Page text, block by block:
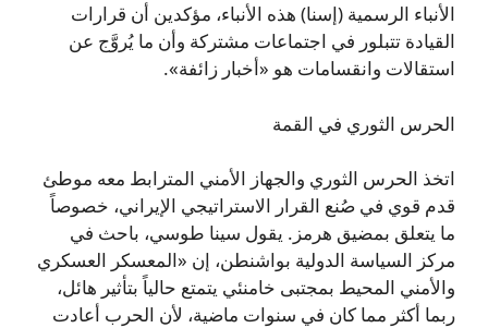
الأنباء الرسمية (إسنا) هذه الأنباء، مؤكدين أن قرارات
القيادة تتبلور في اجتماعات مشتركة وأن ما يُروَّج عن
استقالات وانقسامات هو «أخبار زائفة».
الحرس الثوري في القمة
اتخذ الحرس الثوري والجهاز الأمني المترابط معه موطئ
قدم قوي في صُنع القرار الاستراتيجي الإيراني، خصوصاً
ما يتعلق بمضيق هرمز. يقول سينا طوسي، باحث في
مركز السياسة الدولية بواشنطن، إن «المعسكر العسكري
والأمني المحيط بمجتبى خامنئي يتمتع حالياً بتأثير هائل،
ربما أكثر مما كان في سنوات ماضية، لأن الحرب أعادت